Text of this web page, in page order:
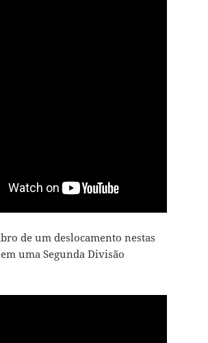
de um deslocamento nestas
uma Segunda Divisão